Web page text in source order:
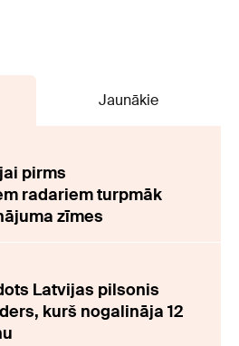
Jaunākie
pirms
radariem turpmāk
zīmes
Latvijas pilsonis
kurš nogalināja 12